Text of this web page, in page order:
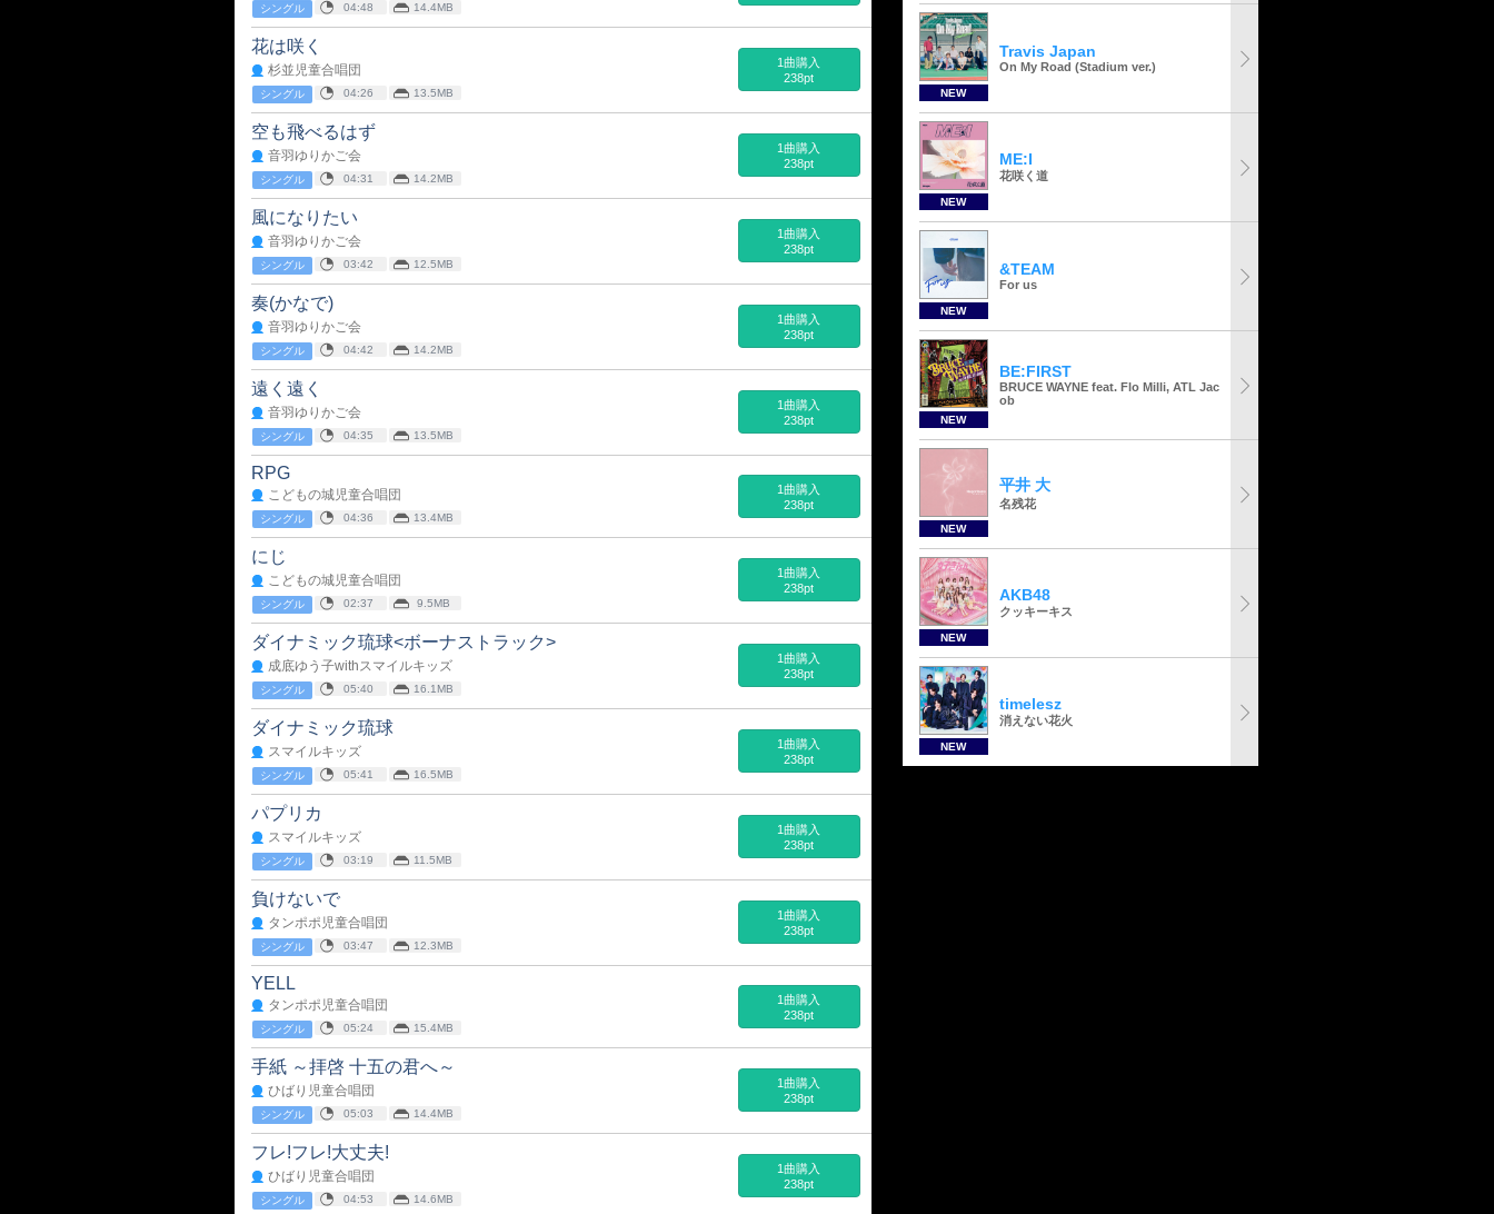
シングル 04:48 14.4MB
花は咲く
杉並児童合唱団
シングル 04:26 13.5MB
1曲購入
238pt
空も飛べるはず
音羽ゆりかご会
シングル 04:31 14.2MB
1曲購入
238pt
風になりたい
音羽ゆりかご会
シングル 03:42 12.5MB
1曲購入
238pt
奏(かなで)
音羽ゆりかご会
シングル 04:42 14.2MB
1曲購入
238pt
遠く遠く
音羽ゆりかご会
シングル 04:35 13.5MB
1曲購入
238pt
RPG
こどもの城児童合唱団
シングル 04:36 13.4MB
1曲購入
238pt
にじ
こどもの城児童合唱団
シングル 02:37 9.5MB
1曲購入
238pt
ダイナミック琉球<ボーナストラック>
成底ゆう子withスマイルキッズ
シングル 05:40 16.1MB
1曲購入
238pt
ダイナミック琉球
スマイルキッズ
シングル 05:41 16.5MB
1曲購入
238pt
パプリカ
スマイルキッズ
シングル 03:19 11.5MB
1曲購入
238pt
負けないで
タンポポ児童合唱団
シングル 03:47 12.3MB
1曲購入
238pt
YELL
タンポポ児童合唱団
シングル 05:24 15.4MB
1曲購入
238pt
手紙 ～拝啓 十五の君へ～
ひばり児童合唱団
シングル 05:03 14.4MB
1曲購入
238pt
フレ!フレ!大丈夫!
ひばり児童合唱団
シングル 04:53 14.6MB
1曲購入
238pt
NEW
Travis Japan
On My Road (Stadium ver.)
NEW
ME:I
花咲く道
NEW
&TEAM
For us
NEW
BE:FIRST
BRUCE WAYNE feat. Flo Milli, ATL Jac
ob
NEW
平井 大
名残花
NEW
AKB48
クッキーキス
NEW
timelesz
消えない花火